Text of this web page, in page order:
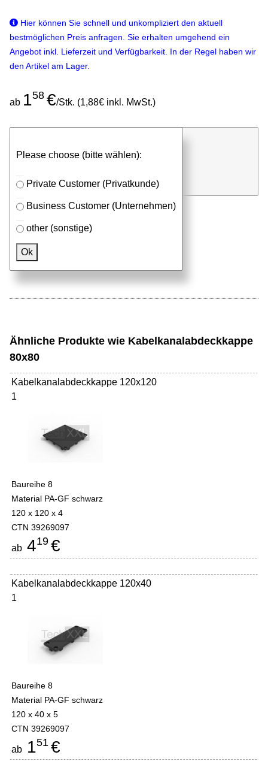
Hier können Sie schnell und unkompliziert den aktuell
bestmöglichen Preis anfragen. Sie erhalten umgehend ein
Angebot inkl. Lieferzeit und Verfügbarkeit. In der Regel haben wir
den Artikel am Lager.
ab 158 €/Stk. (1,88€ inkl. MwSt.)
Please choose (bitte wählen):
Private Customer (Privatkunde)
Business Customer (Unternehmen)
other (sonstige)
Ok
⮮
Stk. in Anfrageliste
Passendes Zubehör
Schrauben
Ähnliche Produkte wie Kabelkanalabdeckkappe
80x80
Kabelkanalabdeckkappe 120x120
1
Baureihe 8
Material PA-GF schwarz
120 x 120 x 4
CTN 39269097
ab 419 €
Kabelkanalabdeckkappe 120x40
1
Baureihe 8
Material PA-GF schwarz
120 x 40 x 5
CTN 39269097
ab 151 €